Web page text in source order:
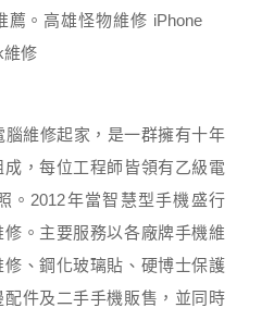
腦維修起家，是一群擁有十年
，每位工程師皆領有乙級電
。2012年當智慧型手機盛行
。主要服務以各廠牌手機維
、鋼化玻璃貼、硬博士保護
件及二手手機販售，並同時